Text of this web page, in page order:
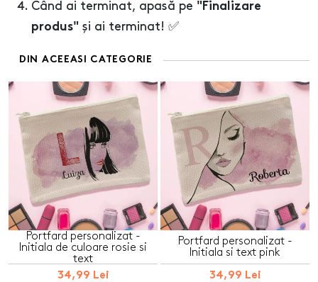
Când ai terminat, apasă pe "Finalizare
produs" și ai terminat! ✅
DIN ACEEASI CATEGORIE
Portfard personalizat -
Initiala de culoare rosie si
text
34,99 Lei
Portfard personalizat -
Initiala si text pink
34,99 Lei